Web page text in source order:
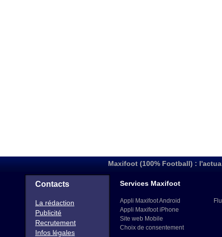
Maxifoot (100% Football) :
Contacts
La rédaction
Publicité
Recrutement
Infos légales
Services Maxifoot
Appli Maxifoot Android
Appli Maxifoot iPhone
Site web Mobile
Choix de consentement